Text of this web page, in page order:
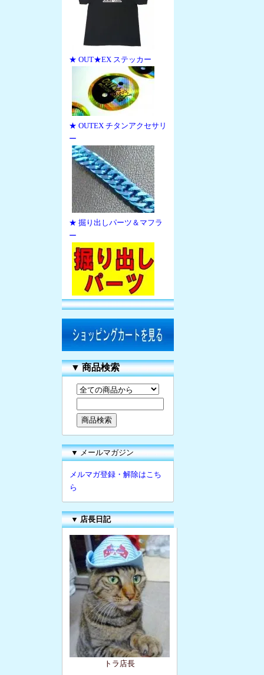
★ OUT★EX ステッカー
★ OUTEX チタンアクセサリ
ー
★ 掘り出しパーツ＆マフラ
ー
▼商品検索
▼ メールマガジン
メルマガ登録・解除はこち
ら
▼ 店長日記
トラ店長